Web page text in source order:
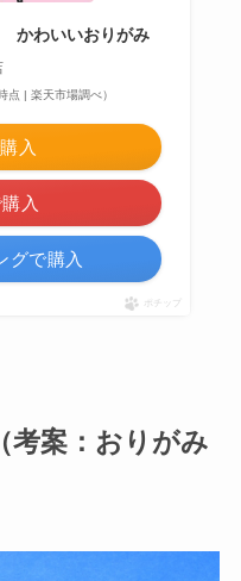
かわいいおりがみ
点 | 楽天市場調べ）
入
入
グで購入
ポチップ
考案：おりがみ